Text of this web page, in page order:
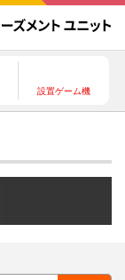
設置ゲーム機